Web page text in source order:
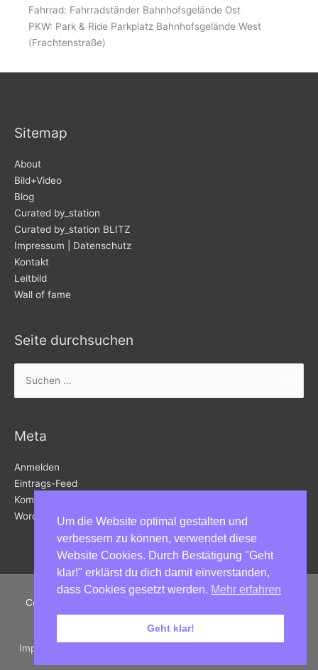
Fahrrad: Fahrradständer Bahnhofsgelände Ost
PKW: Park & Ride Parkplatz Bahnhofsgelände West
(Frachtenstraße)
Sitemap
About
Bild+Video
Blog
Curated by_station
Curated by_station BLITZ
Impressum | Datenschutz
Kontakt
Leitbild
Wall of fame
Seite durchsuchen
nach:
Meta
Anmelden
Eintrags-Feed
Kommentar-Feed
WordPress.org
Copyright © 2026
Impressum | Datenschutz
Um die Website optimal gestalten und
verbessern zu können, verwendet diese
Website Cookies. Durch Bestätigung "Geht
klar!" erklärst du dich damit einverstanden,
dass Cookies gesetzt werden. Mehr erfahren
Geht klar!